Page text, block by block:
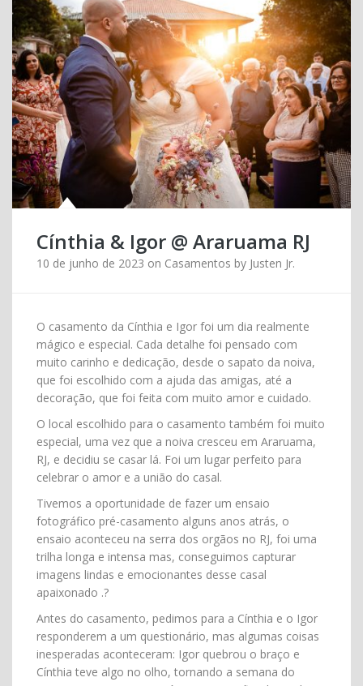
Cínthia & Igor @ Araruama RJ
10 de junho de 2023 on Casamentos by Justen Jr.
O casamento da Cínthia e Igor foi um dia realmente
mágico e especial. Cada detalhe foi pensado com
muito carinho e dedicação, desde o sapato da noiva,
que foi escolhido com a ajuda das amigas, até a
decoração, que foi feita com muito amor e cuidado.
O local escolhido para o casamento também foi muito
especial, uma vez que a noiva cresceu em Araruama,
RJ, e decidiu se casar lá. Foi um lugar perfeito para
celebrar o amor e a união do casal.
Tivemos a oportunidade de fazer um ensaio
fotográfico pré-casamento alguns anos atrás, o
ensaio aconteceu na serra dos orgãos no RJ, foi uma
trilha longa e intensa mas, conseguimos capturar
imagens lindas e emocionantes desse casal
apaixonado .?
Antes do casamento, pedimos para a Cínthia e o Igor
responderem a um questionário, mas algumas coisas
inesperadas aconteceram: Igor quebrou o braço e
Cínthia teve algo no olho, tornando a semana do